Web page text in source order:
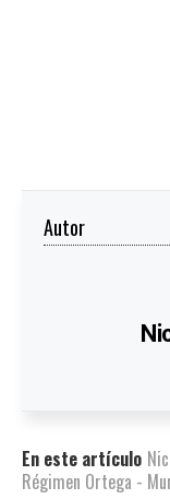
Autor
En este artículo
Régimen Ortega -